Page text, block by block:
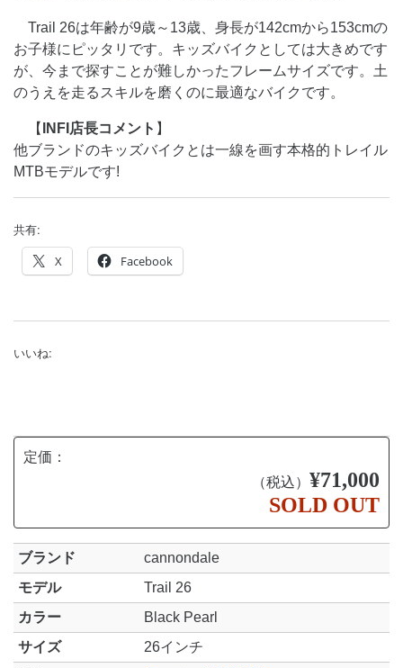
Trail 26は年齢が9歳～13歳、身長が142cmから153cmの
お子様にピッタリです。キッズバイクとしては大きめです
が、今まで探すことが難しかったフレームサイズです。土
のうえを走るスキルを磨くのに最適なバイクです。
【 INFI店長コメント 】
他ブランドのキッズバイクとは一線を画す本格的トレイル
MTBモデルです!
共有:
X Facebook
いいね:
定価：
（税込） ¥71,000
SOLD OUT
ブランド
cannondale
モデル
Trail 26
カラー
Black Pearl
サイズ
26インチ